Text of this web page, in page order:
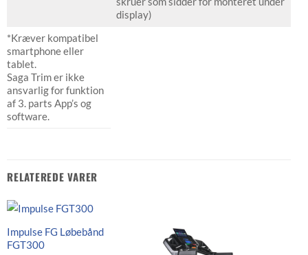
display)
*Kræver kompatibel
smartphone eller
tablet.
Saga Trim er ikke
ansvarlig for funktion
af 3. parts App’s og
software.
RELATEREDE VARER
Impulse FG Løbebånd
FGT300